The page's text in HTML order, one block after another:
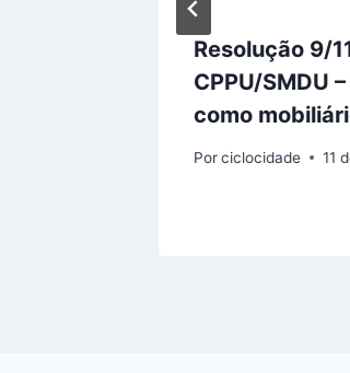
Resolução 9/
CPPU/SMDU
como
Porciclocidade 11